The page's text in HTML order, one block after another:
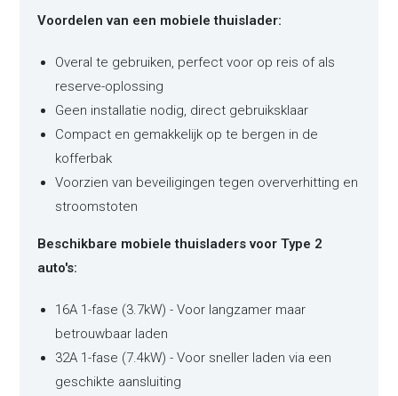
Voordelen van een mobiele thuislader:
Overal te gebruiken, perfect voor op reis of als
reserve-oplossing
Geen installatie nodig, direct gebruiksklaar
Compact en gemakkelijk op te bergen in de
kofferbak
Voorzien van beveiligingen tegen oververhitting en
stroomstoten
Beschikbare mobiele thuisladers voor Type 2
auto's:
16A 1-fase (3.7kW) - Voor langzamer maar
betrouwbaar laden
32A 1-fase (7.4kW) - Voor sneller laden via een
geschikte aansluiting